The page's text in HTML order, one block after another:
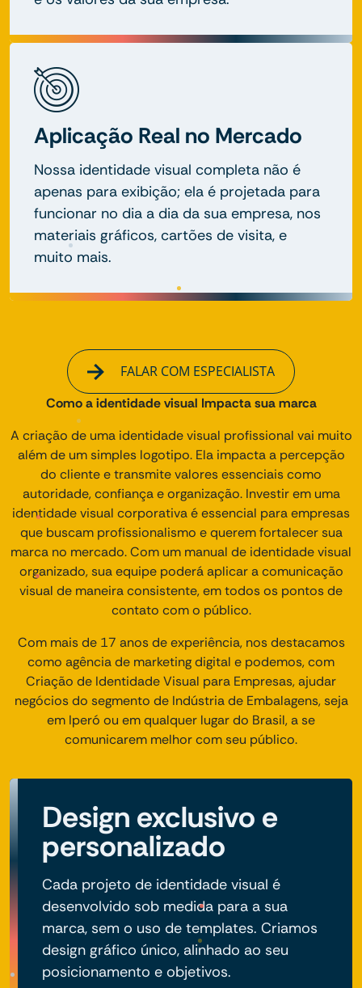
Aplicação Real no Mercado
Nossa identidade visual completa não é
apenas para exibição; ela é projetada para
funcionar no dia a dia da sua empresa, nos
materiais gráficos, cartões de visita, e
muito mais.
FALAR COM ESPECIALISTA
Como a identidade visual Impacta sua marca
A criação de uma identidade visual profissional vai muito
além de um simples logotipo. Ela impacta a percepção
do cliente e transmite valores essenciais como
autoridade, confiança e organização. Investir em uma
identidade visual corporativa é essencial para empresas
que buscam profissionalismo e querem fortalecer sua
marca no mercado. Com um manual de identidade visual
organizado, sua equipe poderá aplicar a comunicação
visual de maneira consistente, em todos os pontos de
contato com o público.
Com mais de 17 anos de experiência, nos destacamos
como agência de marketing digital e podemos, com
Criação de Identidade Visual para Empresas, ajudar
negócios do segmento de Indústria de Embalagens, seja
em Iperó ou em qualquer lugar do Brasil, a se
comunicarem melhor com seu público.
Design exclusivo e
personalizado
Cada projeto de identidade visual é
desenvolvido sob medida para a sua
marca, sem o uso de templates. Criamos
design gráfico único, alinhado ao seu
posicionamento e objetivos.